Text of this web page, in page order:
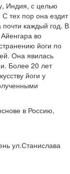
Индия, с целью
тех пор она ездит
почти каждый год. В
во
йоги по
Она явилась
Более 20 лет
йоги у
в Россию,
ул.Станислава